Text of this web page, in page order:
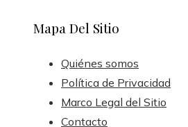
Mapa Del Sitio
Quiénes somos
Política de Privacidad
Marco Legal del Sitio
Contacto